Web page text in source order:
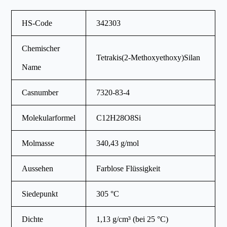
HS-Code 342303
Chemischer
Name
Tetrakis(2-Methoxyethoxy)Silan
Casnumber 7320-83-4
Molekularformel C12H28O8Si
Molmasse 340,43 g/mol
Aussehen Farblose Flüssigkeit
Siedepunkt 305 °C
Dichte 1,13 g/cm³ (bei 25 °C)